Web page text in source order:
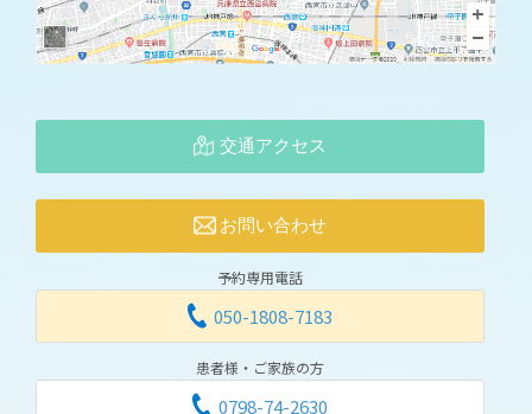
交通アクセス
お問い合わせ
予約専用電話
050-1808-7183
患者様・ご家族の方
0798-74-2630